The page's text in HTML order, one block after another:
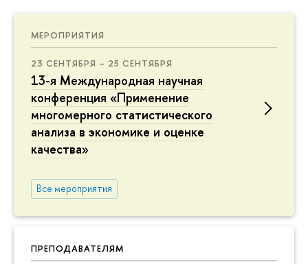
МЕРОПРИЯТИЯ
23 СЕНТЯБРЯ – 25 СЕНТЯБРЯ
13-я Международная научная
конференция «Применение
многомерного статистического
анализа в экономике и оценке
качества»
Все мероприятия
ПРЕПОДАВАТЕЛЯМ